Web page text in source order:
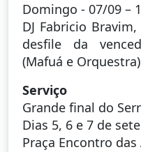
Domingo - 07/09 –
DJ Fabricio
desfile da
(Mafuá e Orquestra)
Serviço
Grande final do
Dias 5, 6 e 7 de
Praça Encontro das